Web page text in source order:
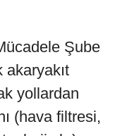
Şube
yollardan
(hava filtresi,